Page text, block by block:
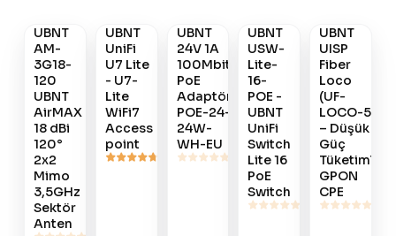
510
UBNT
AM-
3G18-
120
UBNT
AirMAX
18 dBi
120°
2x2
Mimo
3,5GHz
Sektör
Anten
427
UBNT
UniFi
U7 Lite
- U7-
Lite
WiFi7
Access
point
408
UBNT
24V 1A
100Mbit
PoE
Adaptör-
POE-24-
24W-
WH-EU
#345
UBNT
USW-
Lite-
16-
POE -
UBNT
UniFi
Switch
Lite 16
PoE
Switch
#906Ver
UBNT
UISP
Fiber
Loco
(UF-
LOCO-5)
– Düşük
Güç
Tüketimli
GPON
CPE